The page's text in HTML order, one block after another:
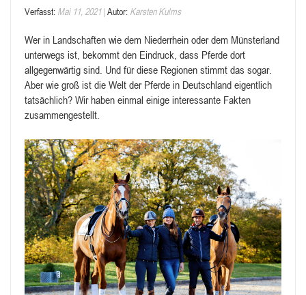
Verfasst: Mai 11, 2021 Autor: Karsten Kulms
Wer in Landschaften wie dem Niederrhein oder dem Münsterland
unterwegs ist, bekommt den Eindruck, dass Pferde dort
allgegenwärtig sind. Und für diese Regionen stimmt das sogar.
Aber wie groß ist die Welt der Pferde in Deutschland eigentlich
tatsächlich? Wir haben einmal einige interessante Fakten
zusammengestellt.